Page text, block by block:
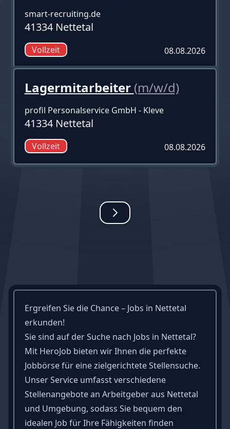
smart-recruiting.de
41334 Nettetal
Vollzeit 08.08.2026
Lagermitarbeiter (m/w/d)
profil Personalservice GmbH - Kleve
41334 Nettetal
Vollzeit 08.08.2026
Ergreifen Sie die Chance – Jobs in Nettetal
erkunden!
Sie sind auf der Suche nach Jobs in Nettetal?
Mit HeroJob bieten wir Ihnen die perfekte
Jobbörse für eine zielgerichtete Stellensuche.
Unser Service umfasst verschiedene
Stellenangebote an Arbeitgeber aus Nettetal
und Umgebung, sodass Sie bequem den
idealen Job für Ihre Fähigkeiten finden